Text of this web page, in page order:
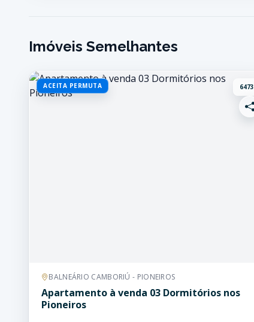
Imóveis Semelhantes
ACEITA PERMUTA 6473
BALNEÁRIO CAMBORIÚ - PIONEIROS
Apartamento à venda 03 Dormitórios nos
Pioneiros